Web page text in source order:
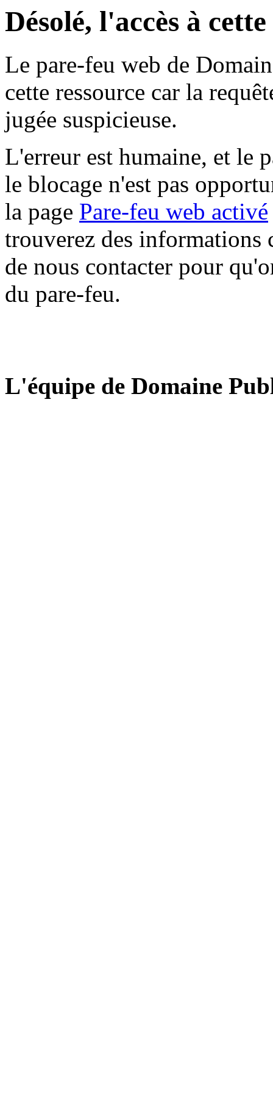
Désolé, l'accès à
Le pare-feu web de
cette ressource car la
jugée suspicieuse.
L'erreur est humaine, et le
le blocage n'est pas
la page Pare-feu web activé
trouverez des informations
de nous contacter pour
du pare-feu.
L'équipe de Domaine